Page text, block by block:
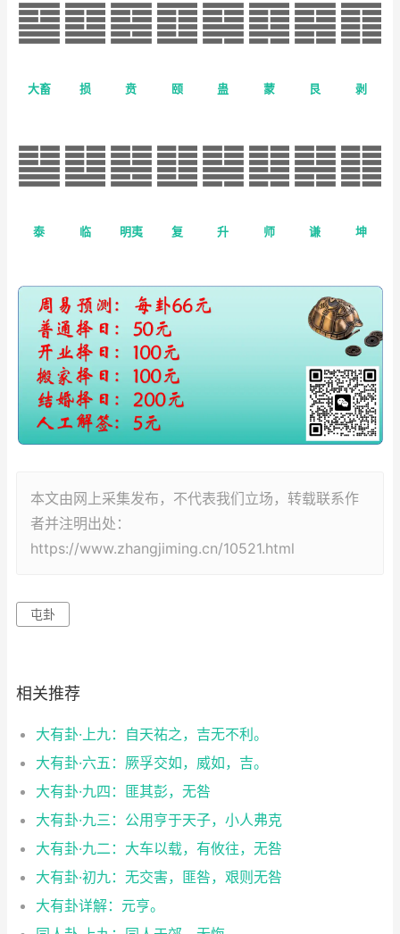
大畜 损 贲 颐 蛊 蒙 艮 剥
泰 临 明夷 复 升 师 谦 坤
本文由网上采集发布，不代表我们立场，转载联系作
者并注明出处：
https://www.zhangjiming.cn/10521.html
屯卦
相关推荐
大有卦·上九：自天祐之，吉无不利。
大有卦·六五：厥孚交如，威如，吉。
大有卦·九四：匪其彭，无咎
大有卦·九三：公用亨于天子，小人弗克
大有卦·九二：大车以载，有攸往，无咎
大有卦·初九：无交害，匪咎，艰则无咎
大有卦详解：元亨。